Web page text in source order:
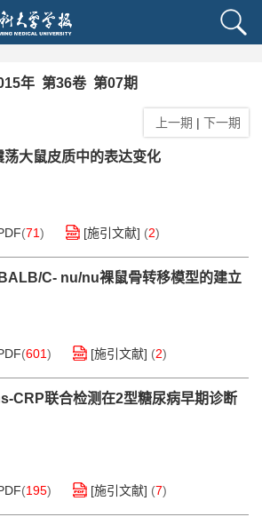
年 第36卷 第07期
上一期 | 下一期
大鼠皮质中的表达变化
(71) [施引文献] (2)
C- nu/nu裸鼠骨转移模型的建立
(601) [施引文献] (2)
CRP联合检测在2型糖尿病早期诊断
(195) [施引文献] (7)